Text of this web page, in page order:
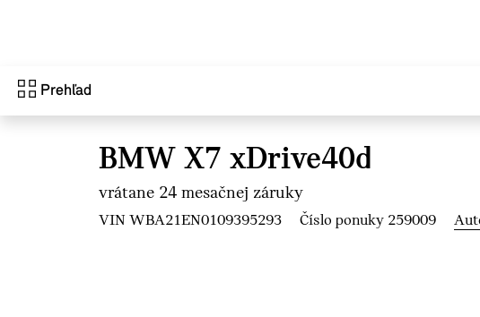
Prehľad
BMW X7 xDrive40d
vrátane 24 mesačnej záruky
VIN WBA21EN0109395293 Číslo ponuky 259009